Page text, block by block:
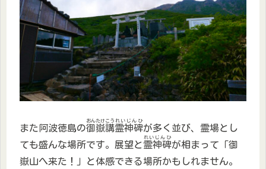
また阿波徳島の御嶽講
おんたけこう
霊神碑
れいじんひ
が多く並び、霊場とし
ても盛んな場所です。展望と 霊神碑
れいじんひ
が相まって「御
嶽山へ来た！」と体感できる場所かもしれません。